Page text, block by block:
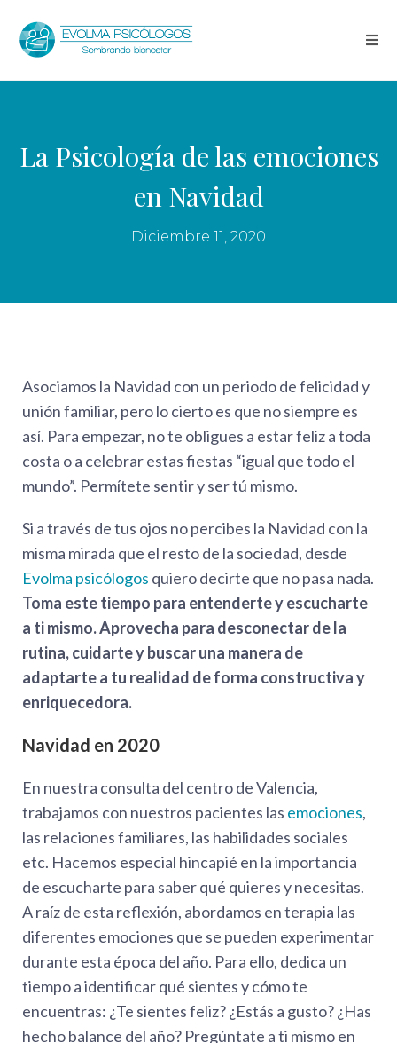
La Psicología de las emociones
en Navidad
Diciembre 11, 2020
Asociamos la Navidad con un periodo de felicidad y
unión familiar, pero lo cierto es que no siempre es
así. Para empezar, no te obligues a estar feliz a toda
costa o a celebrar estas fiestas “igual que todo el
mundo”. Permítete sentir y ser tú mismo.
Si a través de tus ojos no percibes la Navidad con la
misma mirada que el resto de la sociedad, desde
Evolma psicólogos quiero decirte que no pasa nada.
Toma estetiempo para entenderte y escucharte
a ti mismo. Aprovecha para desconectar de la
rutina, cuidarte y buscar una manera de
adaptarte a tu realidad de forma constructiva y
enriquecedora.
Navidad en 2020
En nuestra consulta del centro de Valencia,
trabajamos con nuestros pacientes las emociones,
las relaciones familiares, las habilidades sociales
etc. Hacemos especial hincapié en la importancia
de escucharte para saber qué quieres y necesitas.
A raíz de esta reflexión, abordamos en terapia las
diferentes emociones que se pueden experimentar
durante esta época del año. Para ello, dedica un
tiempo a identificar qué sientes y cómo te
encuentras: ¿Te sientes feliz? ¿Estás a gusto? ¿Has
hecho balance del año? Pregúntate a ti mismo en